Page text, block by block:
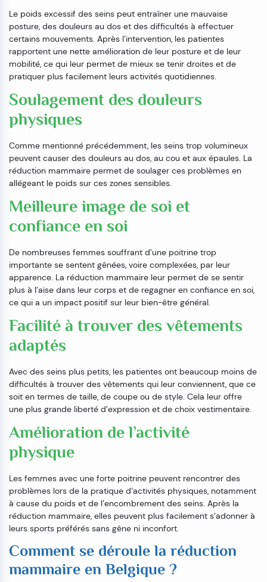
Le poids excessif des seins peut entraîner une mauvaise
posture, des douleurs au dos et des difficultés à effectuer
certains mouvements. Après l’intervention, les patientes
rapportent une nette amélioration de leur posture et de leur
mobilité, ce qui leur permet de mieux se tenir droites et de
pratiquer plus facilement leurs activités quotidiennes.
Soulagement des douleurs
physiques
Comme mentionné précédemment, les seins trop volumineux
peuvent causer des douleurs au dos, au cou et aux épaules. La
réduction mammaire permet de soulager ces problèmes en
allégeant le poids sur ces zones sensibles.
Meilleure image de soi et
confiance en soi
De nombreuses femmes souffrant d’une poitrine trop
importante se sentent gênées, voire complexées, par leur
apparence. La réduction mammaire leur permet de se sentir
plus à l’aise dans leur corps et de regagner en confiance en soi,
ce qui a un impact positif sur leur bien-être général.
Facilité à trouver des vêtements
adaptés
Avec des seins plus petits, les patientes ont beaucoup moins de
difficultés à trouver des vêtements qui leur conviennent, que ce
soit en termes de taille, de coupe ou de style. Cela leur offre
une plus grande liberté d’expression et de choix vestimentaire.
Amélioration de l’activité
physique
Les femmes avec une forte poitrine peuvent rencontrer des
problèmes lors de la pratique d’activités physiques, notamment
à cause du poids et de l’encombrement des seins. Après la
réduction mammaire, elles peuvent plus facilement s’adonner à
leurs sports préférés sans gêne ni inconfort.
Comment se déroule la réduction
mammaire en Belgique ?